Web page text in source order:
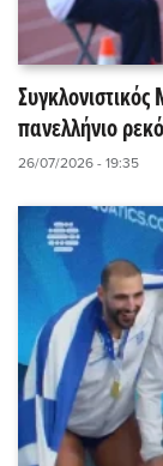
πανελλήνιο
26/07/2026 - 19:35